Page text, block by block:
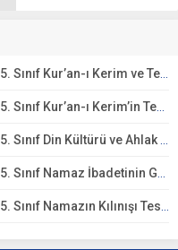
5. Sınıf Kur’an-ı Kerim ve Temel Özellikleri Testi – Online Çöz
5. Sınıf Kur’an-ı Kerim’in Temel Özellikleri ve Önemi Testi – Online Çöz
5. Sınıf Din Kültürü ve Ahlak Bilgisi 2. Ünite: Namaz İbadeti Çalışmaları
5. Sınıf Namaz İbadetinin Getirdiği Faydalar Testi
5. Sınıf Namazın Kılınışı Testi – Online Çöz